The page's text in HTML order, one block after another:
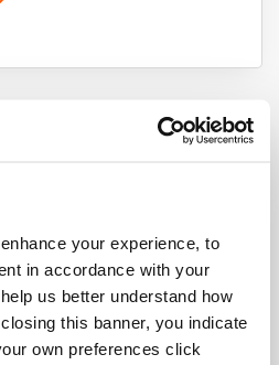
your experience, to
in accordance with your
us better understand how
this banner, you indicate
own preferences click